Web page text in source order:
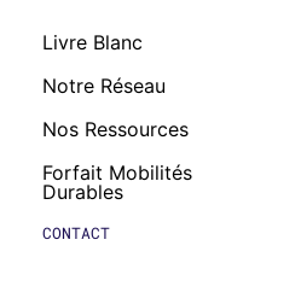
Livre Blanc
Notre Réseau
Nos Ressources
Forfait Mobilités
Durables
CONTACT